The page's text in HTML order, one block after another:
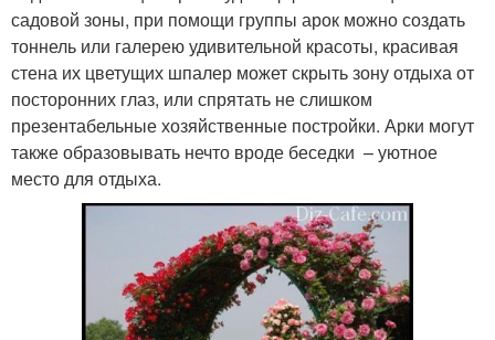
садовой зоны, при помощи группы арок можно создать
тоннель или галерею удивительной красоты, красивая
стена их цветущих шпалер может скрыть зону отдыха от
посторонних глаз, или спрятать не слишком
презентабельные хозяйственные постройки. Арки могут
также образовывать нечто вроде беседки – уютное
место для отдыха.